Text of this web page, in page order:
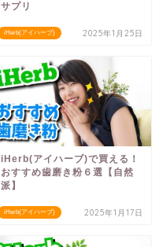
iHerb(アイハーブ)
サプリ
2025年1月25日
iHerb(アイハーブ)
iHerb(アイハーブ)で買える！
おすすめ歯磨き粉６選【自然
派】
2025年1月17日